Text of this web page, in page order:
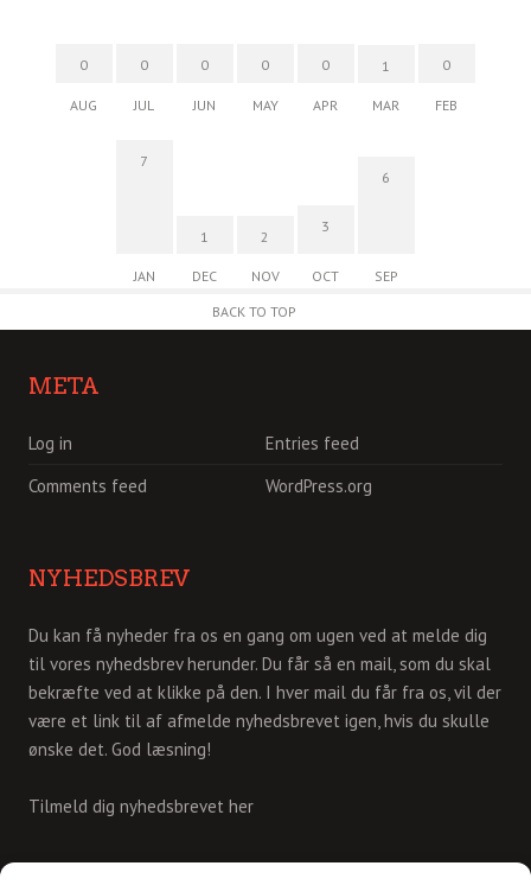
0
AUG
0
JUL
0
JUN
0
MAY
0
APR
1
MAR
0
FEB
7
JAN
1
DEC
2
NOV
3
OCT
6
SEP
BACK TO TOP
META
Log in
Entries feed
Comments feed
WordPress.org
NYHEDSBREV
Du kan få nyheder fra os en gang om ugen ved at melde dig
til vores nyhedsbrev herunder. Du får så en mail, som du skal
bekræfte ved at klikke på den. I hver mail du får fra os, vil der
være et link til af afmelde nyhedsbrevet igen, hvis du skulle
ønske det. God læsning!
Tilmeld dig nyhedsbrevet her